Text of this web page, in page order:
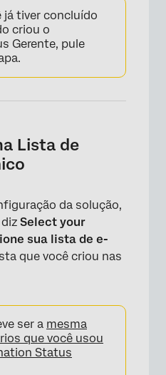
já tiver concluído
criou o
Gerente, pule
Lista de
da solução,
Select your
sua lista de e-
que você criou nas
ser a mesma
que você usou
Status